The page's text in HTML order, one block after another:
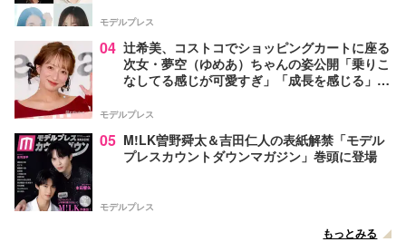
モデルプレス
04 辻希美、コストコでショッピングカートに座る
次女・夢空（ゆめあ）ちゃんの姿公開「乗りこ
なしてる感じが可愛すぎ」「成長を感じる」の
モデルプレス
05 M!LK曽野舜太＆吉田仁人の表紙解禁「モデル
プレスカウントダウンマガジン」巻頭に登場
モデルプレス
もっとみる